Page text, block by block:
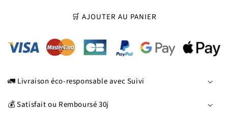
d&#39;Oreilles
Chat
et
(Argent)
quantité
d&#39;Oreilles
Chat
et
(Argent)
🛒 AJOUTER AU PANIER
🚛 Livraison éco-responsable avec Suivi
💰 Satisfait ou Remboursé 30j